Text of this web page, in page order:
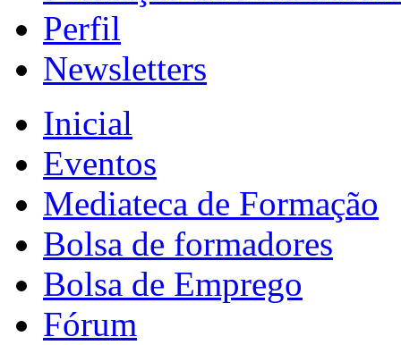
Perfil
Newsletters
Inicial
Eventos
Mediateca de Formação
Bolsa de formadores
Bolsa de Emprego
Fórum